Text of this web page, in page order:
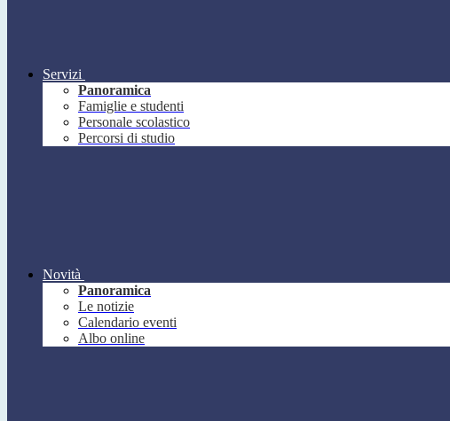
Servizi
Panoramica
Famiglie e studenti
Personale scolastico
Percorsi di studio
Novità
Panoramica
Le notizie
Calendario eventi
Albo online